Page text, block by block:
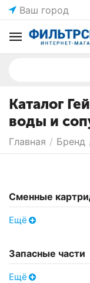
Ваш город
Каталог
воды и
Главная / Бренд
Сменные
Ещё
Запасные части
Ещё